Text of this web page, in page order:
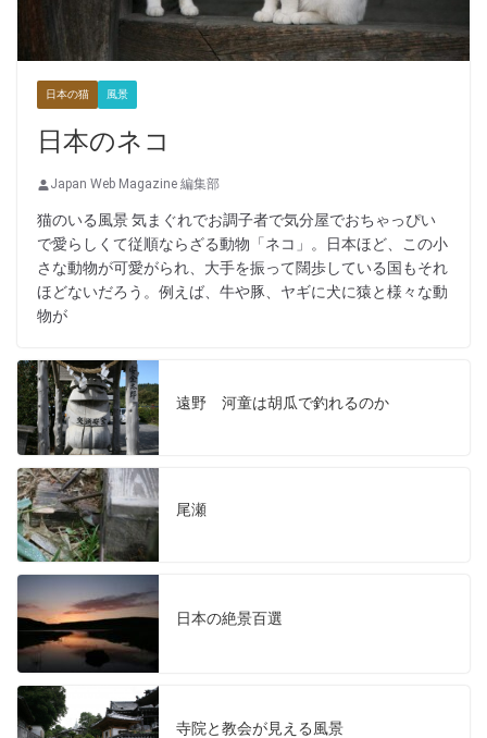
日本の猫 風景
日本のネコ
Japan Web Magazine 編集部
猫のいる風景 気まぐれでお調子者で気分屋でおちゃっぴい
で愛らしくて従順ならざる動物「ネコ」。日本ほど、この小
さな動物が可愛がられ、大手を振って闊歩している国もそれ
ほどないだろう。例えば、牛や豚、ヤギに犬に猿と様々な動
物が
遠野 河童は胡瓜で釣れるのか
尾瀬
日本の絶景百選
寺院と教会が見える風景